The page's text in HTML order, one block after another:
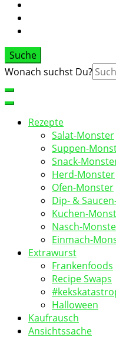
Suche
Suche
Wonach suchst Du?
Rezepte
Salat-Monster
Suppen-
Snack-
Herd-Monster
Ofen-Monster
Dip- &
Kuchen-
Nasch-
Einmach-
Extrawurst
Frankenfoods
Recipe Swaps
Halloween
Kaufrausch
Ansichtssache